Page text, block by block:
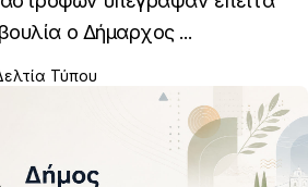
ο Δήμαρχος ...
Τύπου